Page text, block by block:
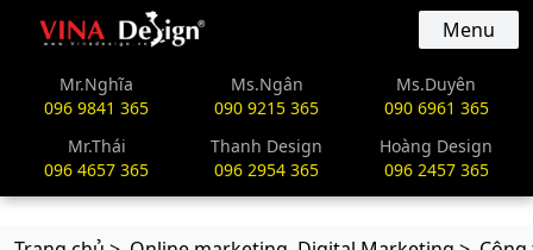
vinadesign.vn Menu
Mr.Nghĩa
096 9841 365
Ms.Ngân
090 9215 365
Ms.Duyên
090 6961 365
Mr.Thái
096 4657 365
Thanh Design
096 2954 365
Hoàng Design
096 2457 365